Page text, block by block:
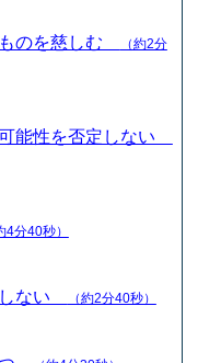
のを慈しむ
（約2分
能性を否定しない
4分40秒）
しない （約2分40秒）